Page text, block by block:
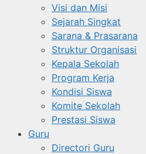
Visi dan Misi
Sejarah Singkat
Sarana & Prasarana
Struktur Organisasi
Kepala Sekolah
Program Kerja
Kondisi Siswa
Komite Sekolah
Prestasi Siswa
Guru
Directori Guru